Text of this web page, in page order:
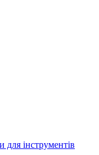
інструментів